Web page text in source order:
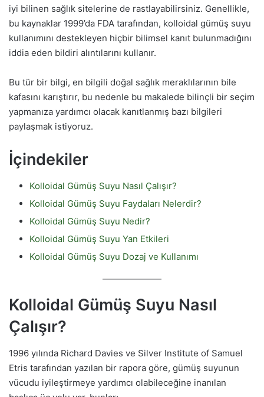
iyi bilinen sağlık sitelerine de rastlayabilirsiniz. Genellikle,
bu kaynaklar 1999’da FDA tarafından, kolloidal gümüş suyu
kullanımını destekleyen hiçbir bilimsel kanıt bulunmadığını
iddia eden bildiri alıntılarını kullanır.
Bu tür bir bilgi, en bilgili doğal sağlık meraklılarının bile
kafasını karıştırır, bu nedenle bu makalede bilinçli bir seçim
yapmanıza yardımcı olacak kanıtlanmış bazı bilgileri
paylaşmak istiyoruz.
İçindekiler
Kolloidal Gümüş Suyu Nasıl Çalışır?
Kolloidal Gümüş Suyu Faydaları Nelerdir?
Kolloidal Gümüş Suyu Nedir?
Kolloidal Gümüş Suyu Yan Etkileri
Kolloidal Gümüş Suyu Dozaj ve Kullanımı
Kolloidal Gümüş Suyu Nasıl
Çalışır?
1996 yılında Richard Davies ve Silver Institute of Samuel
Etris tarafından yazılan bir rapora göre, gümüş suyunun
vücudu iyileştirmeye yardımcı olabileceğine inanılan